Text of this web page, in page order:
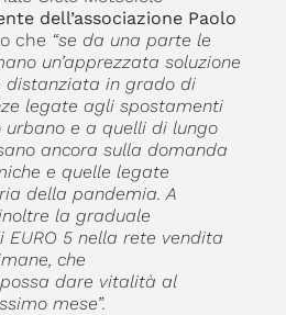
dell’associazione Paolo
che “se da una parte le
un’apprezzata soluzione
in grado di
legate agli spostamenti
e a quelli di lungo
ancora sulla domanda
e quelle legate
della pandemia. A
la graduale
EURO 5 nella rete vendita
che
dare vitalità al
mese”.